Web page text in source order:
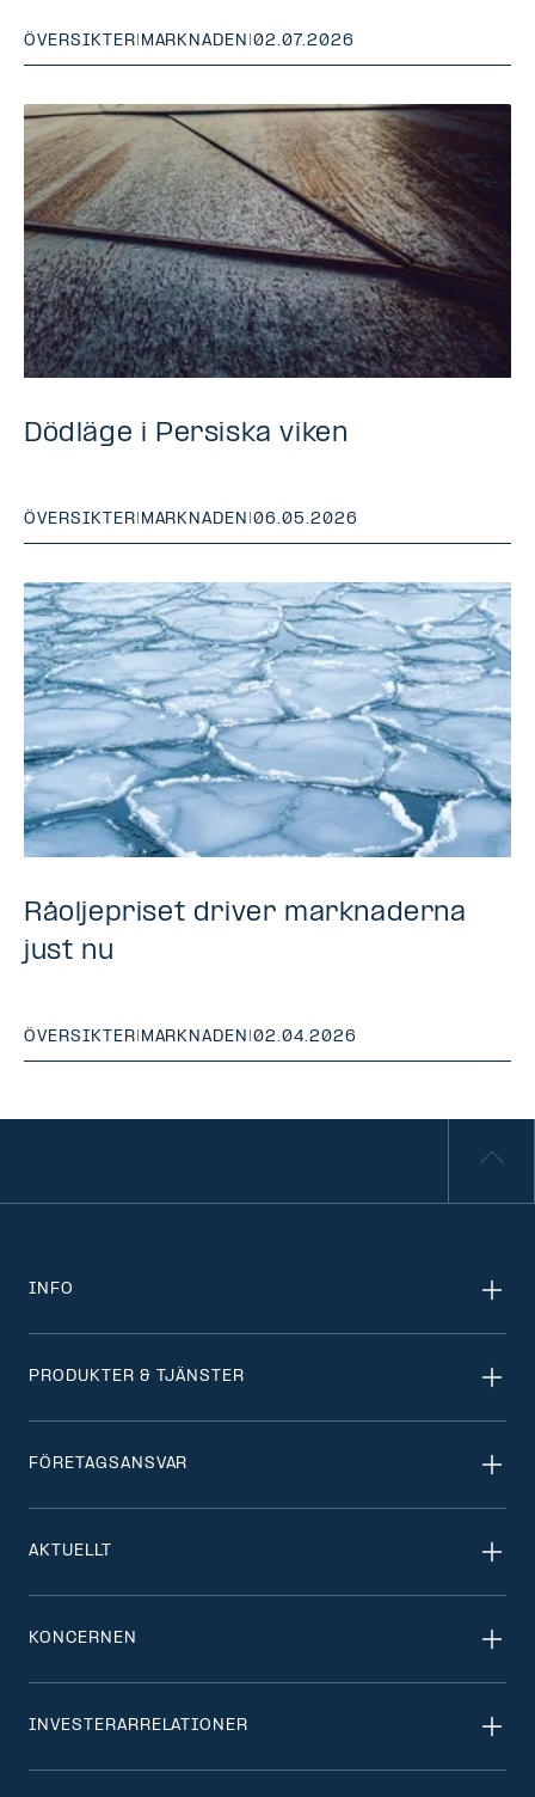
ÖVERSIKTER MARKNADEN |02.07.2026
Dödläge i Persiska viken
ÖVERSIKTER| MARKNADEN |06.05.2026
Råoljepriset driver marknaderna
just nu
ÖVERSIKTER MARKNADEN |02.04.2026
INFO
PRODUKTER & TJÄNSTER
FÖRETAGSANSVAR
AKTUELLT
KONCERNEN
INVESTERARRELATIONER